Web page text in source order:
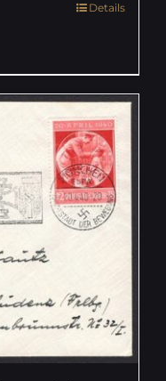
Details